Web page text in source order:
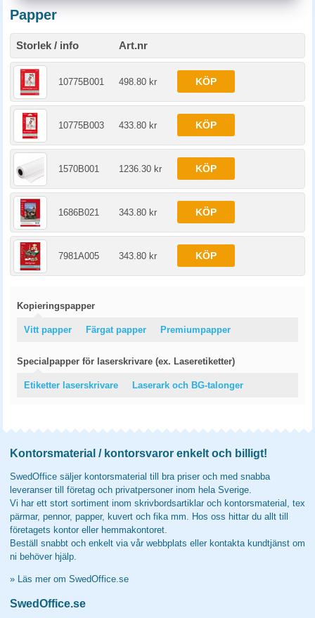
Papper
Storlek / info Art.nr
10775B001 498.80 kr KÖP
10775B003 433.80 kr KÖP
1570B001 1236.30 kr KÖP
1686B021 343.80 kr KÖP
7981A005 343.80 kr KÖP
Kopieringspapper
Vitt papper Färgat papper Premiumpapper
Specialpapper för laserskrivare (ex. Laseretiketter)
Etiketter laserskrivare Laserark och BG-talonger
Kontorsmaterial / kontorsvaror enkelt och billigt!
SwedOffice säljer kontorsmaterial till bra priser och med snabba
leveranser till företag och privatpersoner inom hela Sverige.
Vi har ett stort sortiment inom skrivbordsartiklar och kontorsmaterial, tex
pärmar, pennor, papper, kuvert och fika mm. Hos oss hittar du allt till
företagets kontor eller hemmakontoret.
Beställ snabbt och enkelt via vår webbplats eller kontakta kundtjänst om
ni behöver hjälp.
» Läs mer om SwedOffice.se
SwedOffice.se